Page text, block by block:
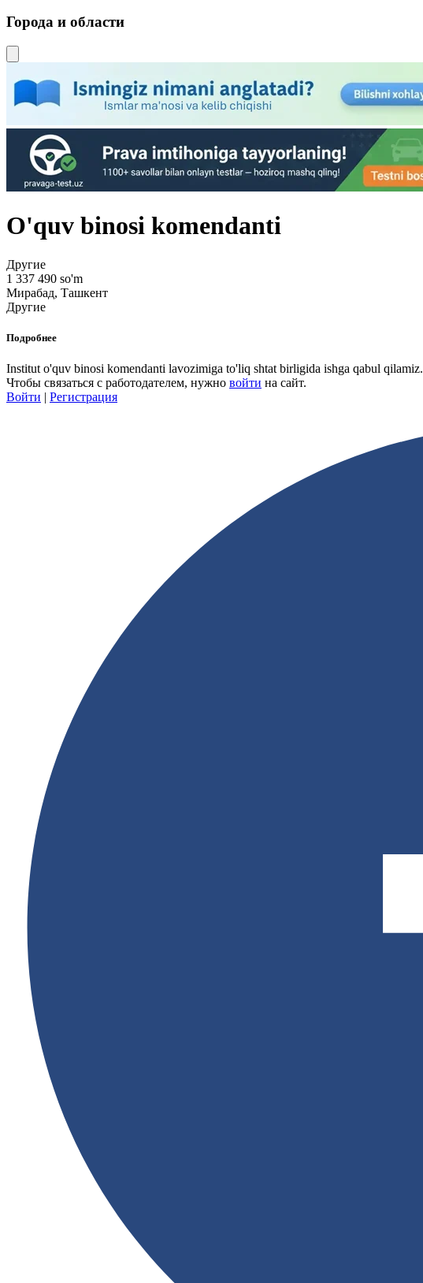
Города и области
O'quv binosi komendanti
Другие
1 337 490 so'm
Мирабад, Ташкент
Другие
Подробнее
Institut o'quv binosi komendanti lavozimiga to'liq shtat birligida ishga qabul qilamiz.
Чтобы связаться с работодателем, нужно войти на сайт.
Войти | Регистрация